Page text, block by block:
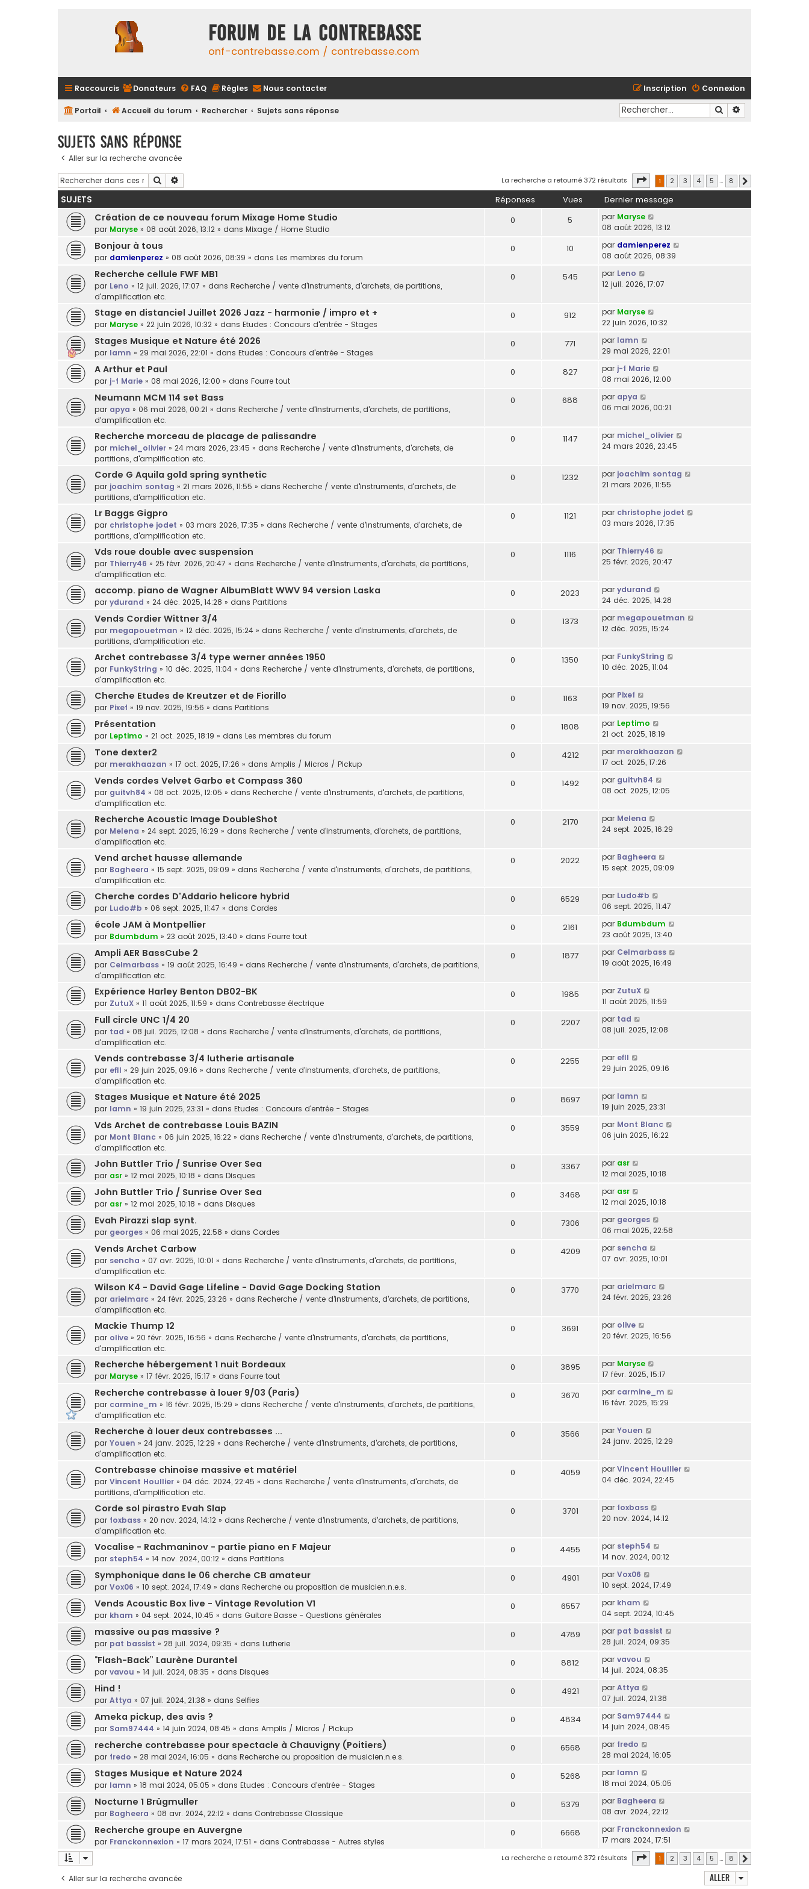
FORUM DE LA CONTREBASSE
onf-contrebasse.com / contrebasse.com
Raccourcis Donateurs FAQ Règles Nous contacter Connexion
Inscription
Portail Accueil du forum Rechercher Sujets sans réponse Rechercher
Sujets sans réponse
Aller sur la recherche avancée
Rechercher La recherche a retourné 372 résultats Page sur 8
1 2 3 4 5 … 8
SUJETS Réponses Vues Dernier message
Création de ce nouveau forum Mixage Home Studio
par Maryse » 08 août 2026, 13:12 » dans Mixage / Home Studio
0 5 par Maryse
08 août 2026, 13:12
Bonjour à tous
par damienperez » 08 août 2026, 08:39 » dans Les membres du forum
0 10 par damienperez
08 août 2026, 08:39
Recherche cellule FWF MB1
par Leno » 12 juil. 2026, 17:07 » dans Recherche / vente d'instruments, d'archets, de partitions,
d'amplification etc.
0 545 par Leno
12 juil. 2026, 17:07
Stage en distanciel Juillet 2026 Jazz - harmonie / impro et +
par Maryse » 22 juin 2026, 10:32 » dans Etudes : Concours d'entrée - Stages
0 912 par Maryse
22 juin 2026, 10:32
Stages Musique et Nature été 2026
par lamn » 29 mai 2026, 22:01 » dans Etudes : Concours d'entrée - Stages
0 771 par lamn
29 mai 2026, 22:01
A Arthur et Paul
par j-f Marie » 08 mai 2026, 12:00 » dans Fourre tout
0 827 par j-f Marie
08 mai 2026, 12:00
Neumann MCM 114 set Bass
par apya » 06 mai 2026, 00:21 » dans Recherche / vente d'instruments, d'archets, de partitions,
d'amplification etc.
0 688 par apya
06 mai 2026, 00:21
Recherche morceau de placage de palissandre
par michel_olivier » 24 mars 2026, 23:45 » dans Recherche / vente d'instruments, d'archets, de
partitions, d'amplification etc.
0 1147 par michel_olivier
24 mars 2026, 23:45
Corde G Aquila gold spring synthetic
par joachim sontag » 21 mars 2026, 11:55 » dans Recherche / vente d'instruments, d'archets, de
partitions, d'amplification etc.
0 1232 par joachim sontag
21 mars 2026, 11:55
Lr Baggs Gigpro
par christophe jodet » 03 mars 2026, 17:35 » dans Recherche / vente d'instruments, d'archets, de
partitions, d'amplification etc.
0 1121 par christophe jodet
03 mars 2026, 17:35
Vds roue double avec suspension
par Thierry46 » 25 févr. 2026, 20:47 » dans Recherche / vente d'instruments, d'archets, de partitions,
d'amplification etc.
0 1116 par Thierry46
25 févr. 2026, 20:47
accomp. piano de Wagner AlbumBlatt WWV 94 version Laska
par ydurand » 24 déc. 2025, 14:28 » dans Partitions
0 2023 par ydurand
24 déc. 2025, 14:28
Vends Cordier Wittner 3/4
par megapouetman » 12 déc. 2025, 15:24 » dans Recherche / vente d'instruments, d'archets, de
partitions, d'amplification etc.
0 1373 par megapouetman
12 déc. 2025, 15:24
Archet contrebasse 3/4 type werner années 1950
par FunkyString » 10 déc. 2025, 11:04 » dans Recherche / vente d'instruments, d'archets, de partitions,
d'amplification etc.
0 1350 par FunkyString
10 déc. 2025, 11:04
Cherche Etudes de Kreutzer et de Fiorillo
par Pixef » 19 nov. 2025, 19:56 » dans Partitions
0 1163 par Pixef
19 nov. 2025, 19:56
Présentation
par Leptimo » 21 oct. 2025, 18:19 » dans Les membres du forum
0 1808 par Leptimo
21 oct. 2025, 18:19
Tone dexter2
par merakhaazan » 17 oct. 2025, 17:26 » dans Amplis / Micros / Pickup
0 4212 par merakhaazan
17 oct. 2025, 17:26
Vends cordes Velvet Garbo et Compass 360
par guitvh84 » 08 oct. 2025, 12:05 » dans Recherche / vente d'instruments, d'archets, de partitions,
d'amplification etc.
0 1492 par guitvh84
08 oct. 2025, 12:05
Recherche Acoustic Image DoubleShot
par Melena » 24 sept. 2025, 16:29 » dans Recherche / vente d'instruments, d'archets, de partitions,
d'amplification etc.
0 2170 par Melena
24 sept. 2025, 16:29
Vend archet hausse allemande
par Bagheera » 15 sept. 2025, 09:09 » dans Recherche / vente d'instruments, d'archets, de partitions,
d'amplification etc.
0 2022 par Bagheera
15 sept. 2025, 09:09
Cherche cordes D'Addario helicore hybrid
par Ludo#b » 06 sept. 2025, 11:47 » dans Cordes
0 6529 par Ludo#b
06 sept. 2025, 11:47
école JAM à Montpellier
par Bdumbdum » 23 août 2025, 13:40 » dans Fourre tout
0 2161 par Bdumbdum
23 août 2025, 13:40
Ampli AER BassCube 2
par Celmarbass » 19 août 2025, 16:49 » dans Recherche / vente d'instruments, d'archets, de partitions,
d'amplification etc.
0 1877 par Celmarbass
19 août 2025, 16:49
Expérience Harley Benton DB02-BK
par ZutuX » 11 août 2025, 11:59 » dans Contrebasse électrique
0 1985 par ZutuX
11 août 2025, 11:59
Full circle UNC 1/4 20
par tad » 08 juil. 2025, 12:08 » dans Recherche / vente d'instruments, d'archets, de partitions,
d'amplification etc.
0 2207 par tad
08 juil. 2025, 12:08
Vends contrebasse 3/4 lutherie artisanale
par efll » 29 juin 2025, 09:16 » dans Recherche / vente d'instruments, d'archets, de partitions,
d'amplification etc.
0 2255 par efll
29 juin 2025, 09:16
Stages Musique et Nature été 2025
par lamn » 19 juin 2025, 23:31 » dans Etudes : Concours d'entrée - Stages
0 8697 par lamn
19 juin 2025, 23:31
Vds Archet de contrebasse Louis BAZIN
par Mont Blanc » 06 juin 2025, 16:22 » dans Recherche / vente d'instruments, d'archets, de partitions,
d'amplification etc.
0 3559 par Mont Blanc
06 juin 2025, 16:22
John Buttler Trio / Sunrise Over Sea
par asr » 12 mai 2025, 10:18 » dans Disques
0 3367 par asr
12 mai 2025, 10:18
John Buttler Trio / Sunrise Over Sea
par asr » 12 mai 2025, 10:18 » dans Disques
0 3468 par asr
12 mai 2025, 10:18
Evah Pirazzi slap synt.
par georges » 06 mai 2025, 22:58 » dans Cordes
0 7306 par georges
06 mai 2025, 22:58
Vends Archet Carbow
par sencha » 07 avr. 2025, 10:01 » dans Recherche / vente d'instruments, d'archets, de partitions,
d'amplification etc.
0 4209 par sencha
07 avr. 2025, 10:01
Wilson K4 - David Gage Lifeline - David Gage Docking Station
par arielmarc » 24 févr. 2025, 23:26 » dans Recherche / vente d'instruments, d'archets, de partitions,
d'amplification etc.
0 3770 par arielmarc
24 févr. 2025, 23:26
Mackie Thump 12
par olive » 20 févr. 2025, 16:56 » dans Recherche / vente d'instruments, d'archets, de partitions,
d'amplification etc.
0 3691 par olive
20 févr. 2025, 16:56
Recherche hébergement 1 nuit Bordeaux
par Maryse » 17 févr. 2025, 15:17 » dans Fourre tout
0 3895 par Maryse
17 févr. 2025, 15:17
Recherche contrebasse à louer 9/03 (Paris)
par carmine_m » 16 févr. 2025, 15:29 » dans Recherche / vente d'instruments, d'archets, de partitions,
d'amplification etc.
0 3670 par carmine_m
16 févr. 2025, 15:29
Recherche à louer deux contrebasses ...
par Youen » 24 janv. 2025, 12:29 » dans Recherche / vente d'instruments, d'archets, de partitions,
d'amplification etc.
0 3566 par Youen
24 janv. 2025, 12:29
Contrebasse chinoise massive et matériel
par Vincent Houllier » 04 déc. 2024, 22:45 » dans Recherche / vente d'instruments, d'archets, de
partitions, d'amplification etc.
0 4059 par Vincent Houllier
04 déc. 2024, 22:45
Corde sol pirastro Evah Slap
par foxbass » 20 nov. 2024, 14:12 » dans Recherche / vente d'instruments, d'archets, de partitions,
d'amplification etc.
0 3701 par foxbass
20 nov. 2024, 14:12
Vocalise - Rachmaninov - partie piano en F Majeur
par steph54 » 14 nov. 2024, 00:12 » dans Partitions
0 4455 par steph54
14 nov. 2024, 00:12
Symphonique dans le 06 cherche CB amateur
par Vox06 » 10 sept. 2024, 17:49 » dans Recherche ou proposition de musicien.n.e.s.
0 4901 par Vox06
10 sept. 2024, 17:49
Vends Acoustic Box live - Vintage Revolution V1
par kham » 04 sept. 2024, 10:45 » dans Guitare Basse - Questions générales
0 6557 par kham
04 sept. 2024, 10:45
massive ou pas massive ?
par pat bassist » 28 juil. 2024, 09:35 » dans Lutherie
0 4789 par pat bassist
28 juil. 2024, 09:35
“Flash-Back” Laurène Durantel
par vavou » 14 juil. 2024, 08:35 » dans Disques
0 8812 par vavou
14 juil. 2024, 08:35
Hind !
par Attya » 07 juil. 2024, 21:38 » dans Selfies
0 4921 par Attya
07 juil. 2024, 21:38
Ameka pickup, des avis ?
par Sam97444 » 14 juin 2024, 08:45 » dans Amplis / Micros / Pickup
0 4834 par Sam97444
14 juin 2024, 08:45
recherche contrebasse pour spectacle à Chauvigny (Poitiers)
par fredo » 28 mai 2024, 16:05 » dans Recherche ou proposition de musicien.n.e.s.
0 6568 par fredo
28 mai 2024, 16:05
Stages Musique et Nature 2024
par lamn » 18 mai 2024, 05:05 » dans Etudes : Concours d'entrée - Stages
0 5268 par lamn
18 mai 2024, 05:05
Nocturne 1 Brügmuller
par Bagheera » 08 avr. 2024, 22:12 » dans Contrebasse Classique
0 5379 par Bagheera
08 avr. 2024, 22:12
Recherche groupe en Auvergne
par Franckonnexion » 17 mars 2024, 17:51 » dans Contrebasse - Autres styles
0 6668 par Franckonnexion
17 mars 2024, 17:51
La recherche a retourné 372 résultats Page sur 8
1 2 3 4 5 … 8
Aller sur la recherche avancée Aller